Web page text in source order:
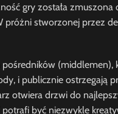
gry została
próżni stworzonej przez
pośredników
i publicznie ostrzegają
otwiera drzwi do
potrafi być niezwykle